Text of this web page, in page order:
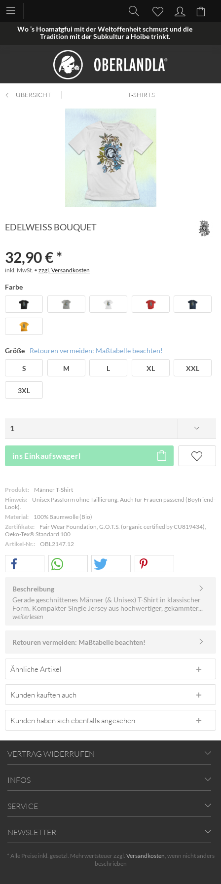
Wo ’s Hoamatgfui mit der Weltoffenheit schmust und die
Tradition mit der Subkultur a Hoibe trinkt.
ÜBERSICHT T-SHIRTS
EDELWEISS BOUQUET
32,90 € *
inkl. MwSt. • zzgl. Versandkosten
Farbe
Größe Retouren vermeiden: Maßtabelle beachten!
S M L XL XXL
3XL
ins Einkaufswagerl
Produkt:
Männer T-Shirt
Hinweis:
Unisex Passform ohne Taillierung. Auch für Frauen passend (Boyfriend-
Look).
Material:
100% Baumwolle (Bio)
Zertifikate:
Fair Wear Foundation, G.O.T.S. (organic certified by CU819434),
Oeko-Tex® Standard 100
Artikel-Nr.:
OBL2147.12
Beschreibung
Gerade geschnittenes Männer (& Unisex) T-Shirt in klassischer
Form. Kompakter Single Jersey aus hochwertiger, gekämmter...
weiterlesen
Retouren vermeiden: Maßtabelle beachten!
Ähnliche Artikel
Kunden kauften auch
Kunden haben sich ebenfalls angesehen
VERTRAG WIDERRUFEN
INFOS
SERVICE
NEWSLETTER
* Alle Preise inkl. gesetzl. Mehrwertsteuer zzgl. Versandkosten, wenn nicht anders
beschrieben